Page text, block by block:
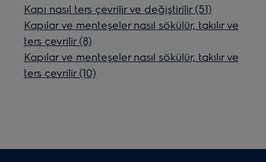
Kapı nasıl ters çevrilir ve değiştirilir (51)
Kapılar ve menteşeler nasıl sökülür, takılır ve
ters çevrilir (8)
Kapılar ve menteşeler nasıl sökülür, takılır ve
ters çevrilir (10)